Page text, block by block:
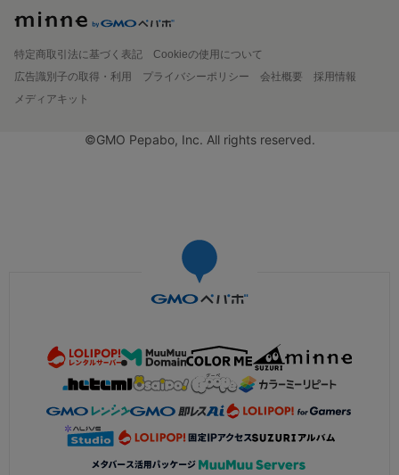
特定商取引法に基づく表記
Cookieの使用について
広告識別子の取得・利用
プライバシーポリシー 会社概要
採用情報
メディアキット
©GMO Pepabo, Inc. All rights reserved.